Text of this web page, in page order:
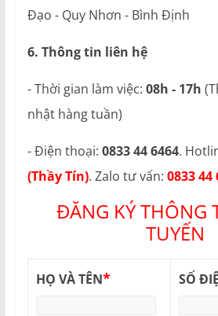
Đạo - Quy Nhơn - Bình Định
6. Thông tin liên hệ
- Thời gian làm việc: 08h - 17h
nhật hàng tuần)
- Điện thoại: 0833 44 6464.
(Thầy Tín). Zalo tư vấn: 0833 44
ĐĂNG KÝ THÔNG
TUYẾN
HỌ VÀ TÊN* SỐ